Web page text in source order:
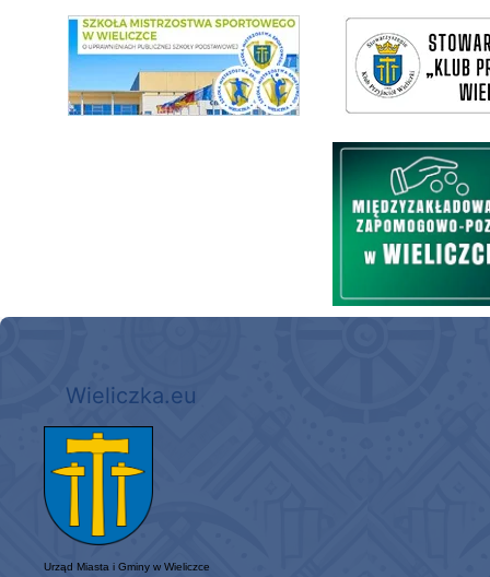
link do SMS Wieliczka wieliczka-wieliczanie na bis
Międzyzakładowa Kasa
Wieliczka.eu
Urząd Miasta i Gminy w Wieliczce